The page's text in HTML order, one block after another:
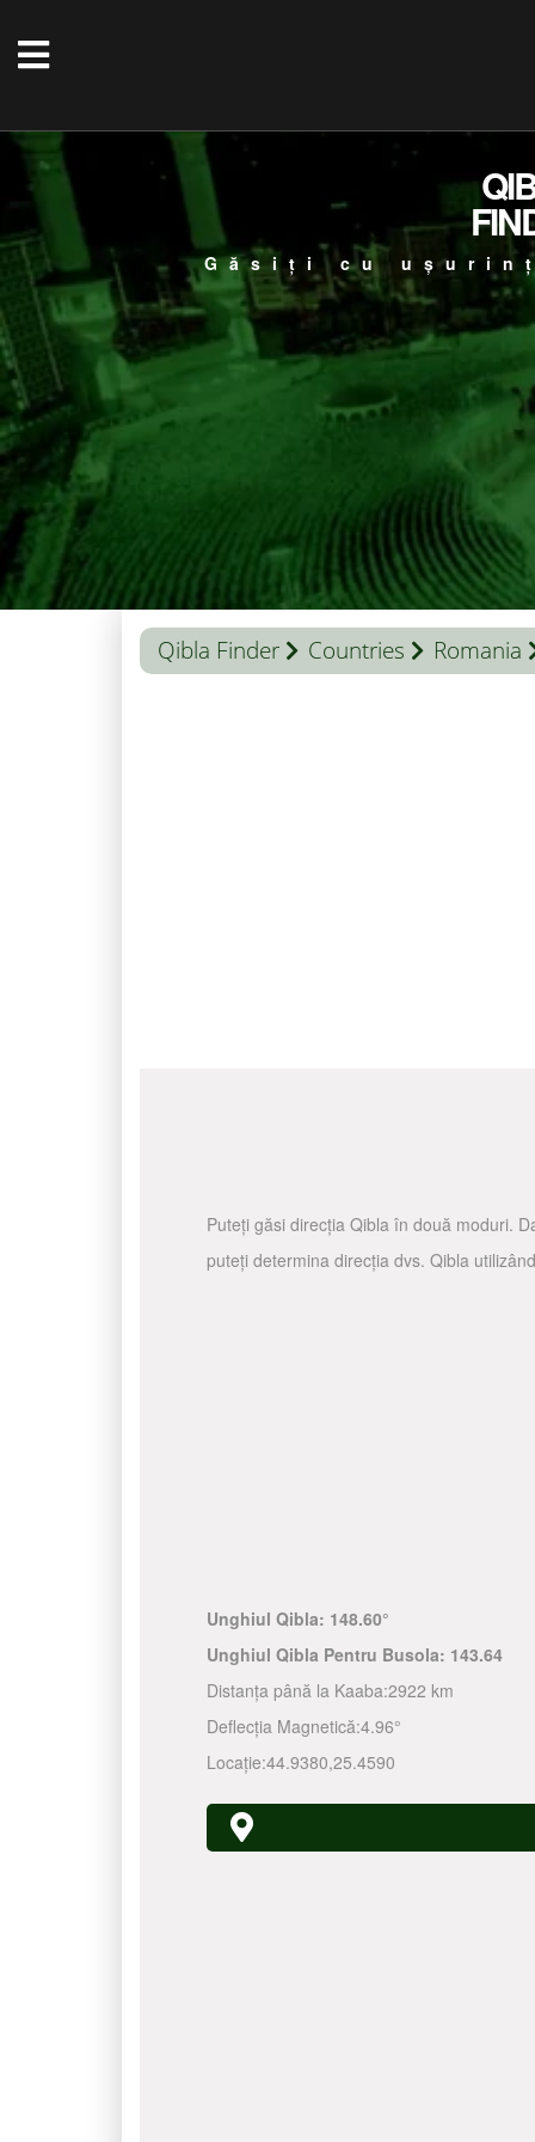
Găsiți cu
Qibla Finder Countries Romania
Puteți găsi direcția Qibla în două moduri.
puteți determina direcția dvs. Qibla
Unghiul Qibla: 148.60°
Unghiul Qibla Pentru Busola: 143.64
Distanța până la Kaaba:2922 km
Deflecția Magnetică:4.96°
Locație:44.9380,25.4590